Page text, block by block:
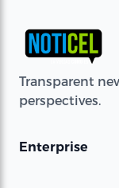
Transparent
perspectives.
Enterprise